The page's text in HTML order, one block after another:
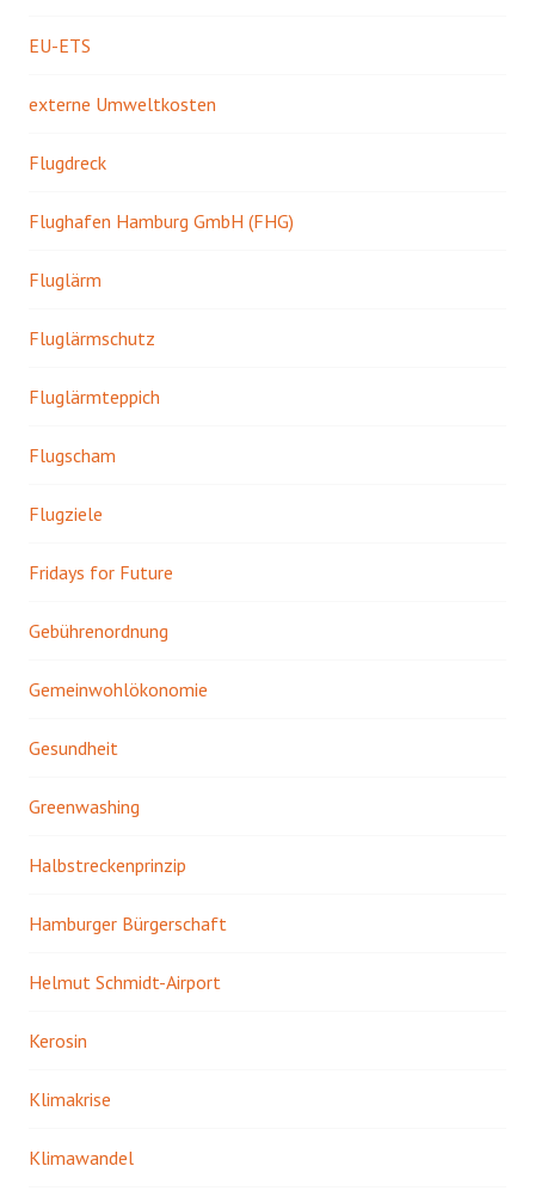
EU-ETS
externe Umweltkosten
Flugdreck
Flughafen Hamburg GmbH (FHG)
Fluglärm
Fluglärmschutz
Fluglärmteppich
Flugscham
Flugziele
Fridays for Future
Gebührenordnung
Gemeinwohlökonomie
Gesundheit
Greenwashing
Halbstreckenprinzip
Hamburger Bürgerschaft
Helmut Schmidt-Airport
Kerosin
Klimakrise
Klimawandel